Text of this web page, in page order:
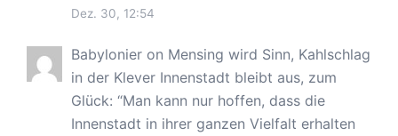
Dez. 30, 12:54
Babylonier on Mensing wird Sinn, Kahlschlag
in der Klever Innenstadt bleibt aus, zum
Glück: “Man kann nur hoffen, dass die
Innenstadt in ihrer ganzen Vielfalt erhalten